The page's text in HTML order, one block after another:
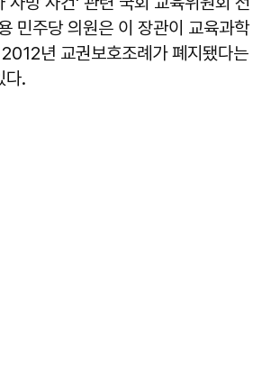
민주당 의원은 이 장관이 교육과학
년 교권보호조례가 폐지됐다는
다.